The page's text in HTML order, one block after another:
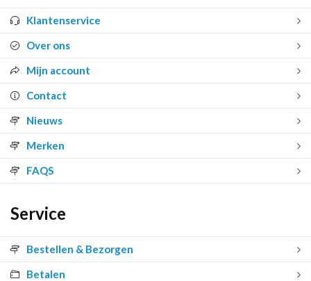
Klantenservice
Over ons
Mijn account
Contact
Nieuws
Merken
FAQS
Service
Bestellen & Bezorgen
Betalen